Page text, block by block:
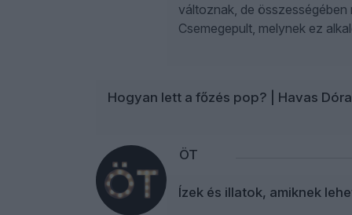
változnak, de
Csemegepult, melynek ez
Hogyan lett a főzés pop? | Havas
ÖT
Ízek és illatok, amiknek